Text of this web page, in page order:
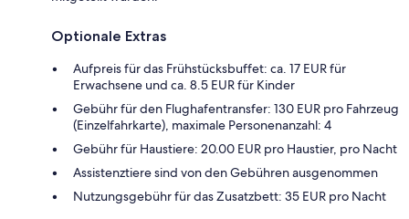
Optionale Extras
Aufpreis für das Frühstücksbuffet: ca. 17 EUR für
Erwachsene und ca. 8.5 EUR für Kinder
Gebühr für den Flughafentransfer: 130 EUR pro Fahrzeug
(Einzelfahrkarte), maximale Personenanzahl: 4
Gebühr für Haustiere: 20.00 EUR pro Haustier, pro Nacht
Assistenztiere sind von den Gebühren ausgenommen
Nutzungsgebühr für das Zusatzbett: 35 EUR pro Nacht